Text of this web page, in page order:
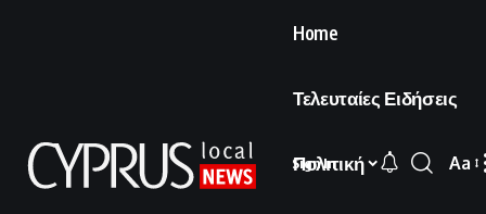
Home
Τελευταίες Ειδήσεις
Πολιτική
Sign In
Font
Aa